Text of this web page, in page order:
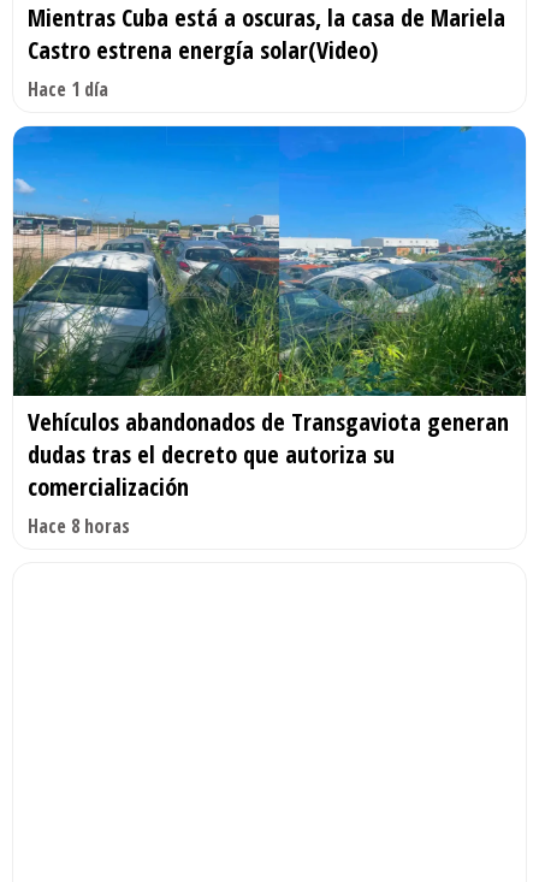
Mientras Cuba está a oscuras, la casa de Mariela
Castro estrena energía solar(Video)
Hace 1 día
Vehículos abandonados de Transgaviota generan
dudas tras el decreto que autoriza su
comercialización
Hace 8 horas